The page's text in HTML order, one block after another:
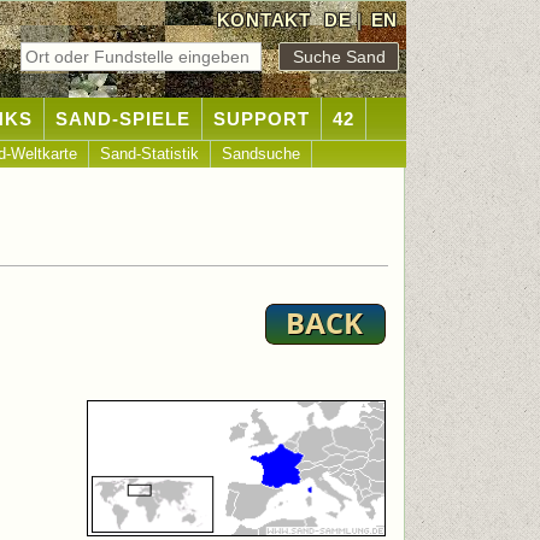
KONTAKT DE|EN
SAND-SPIELE SUPPORT 42
Weltkarte Sand-Statistik Sandsuche